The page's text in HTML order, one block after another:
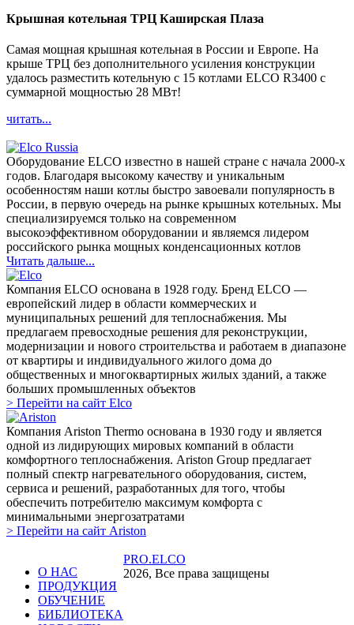
Крышная котельная ТРЦ Каширская Плаза
Самая мощная крышная котельная в России и Европе. На
крыше ТРЦ без дополнительного усиления конструкции
удалось разместить котельную с 15 котлами ELCO R3400 с
суммарной мощностью 28 МВт!
читать...
Оборудование ELCO известно в нашей стране с начала 2000-х
годов. Благодаря высокому качеству и уникальным
особенностям наши котлы быстро завоевали популярность в
России, в первую очередь на рынке крышных котельных. Мы
специализируемся только на современном
высокоэффективном оборудовании и являемся лидером
российского рынка мощных конденсационных котлов
Читать дальше...
Компания ELCO основана в 1928 году. Бренд ELCO —
европейский лидер в области коммерческих и
муниципальных решений для теплоснабжения. Мы
предлагаем превосходные решения для реконструкции,
модернизации и нового строительства и работаем в диапазоне
от квартиры и индивидуального жилого дома до
общественных и многоквартирных жилых зданий, а также
больших промышленных объектов
> Перейти на сайт Elco
Компания Ariston Thermo основана в 1930 году и является
одной из лидирующих мировых компаний в области
комфортного теплоснабжения. Ariston Group предлагает
полный спектр нагревательного оборудования, систем,
сервиса и решений, разработанных для того, чтобы
обеспечить потребителю максимум комфорта с
минимальными энергозатратами
> Перейти на сайт Ariston
О НАС
ПРОДУКЦИЯ
ОБУЧЕНИЕ
БИБЛИОТЕКА
PRO.ELCO
2026, Все права защищены